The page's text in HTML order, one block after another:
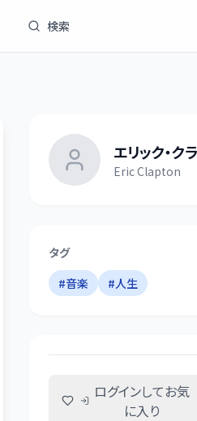
検索
エリック・ク
Eric Clapton
タグ
#音楽 #人生
ログインしてお気
に入り